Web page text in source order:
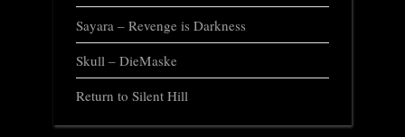
Sayara – Revenge is Darkness
Skull – DieMaske
Return to Silent Hill